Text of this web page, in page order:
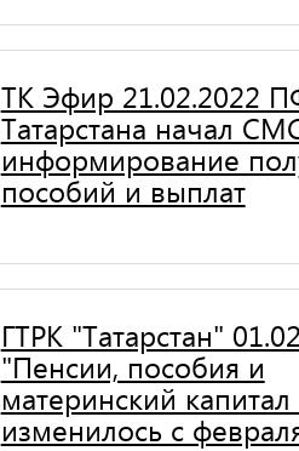
ТК Эфир 21.02.2022
Татарстана начал
информирование
пособий и выплат
ГТРК "Татарстан"
"Пенсии, пособия и
материнский
изменилось с